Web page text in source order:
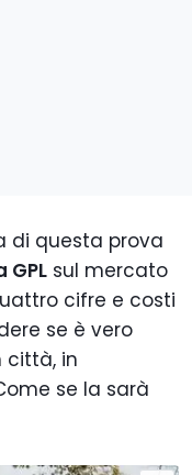
di questa prova
GPL sul mercato
cifre e costi
se è vero
città, in
se la sarà